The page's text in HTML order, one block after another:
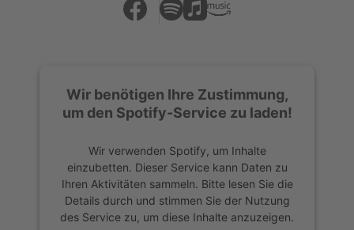
Wir benötigen Ihre Zustimmung,
um den Spotify-Service zu laden!
Wir verwenden Spotify, um Inhalte
einzubetten. Dieser Service kann Daten zu
Ihren Aktivitäten sammeln. Bitte lesen Sie die
Details durch und stimmen Sie der Nutzung
des Service zu, um diese Inhalte anzuzeigen.